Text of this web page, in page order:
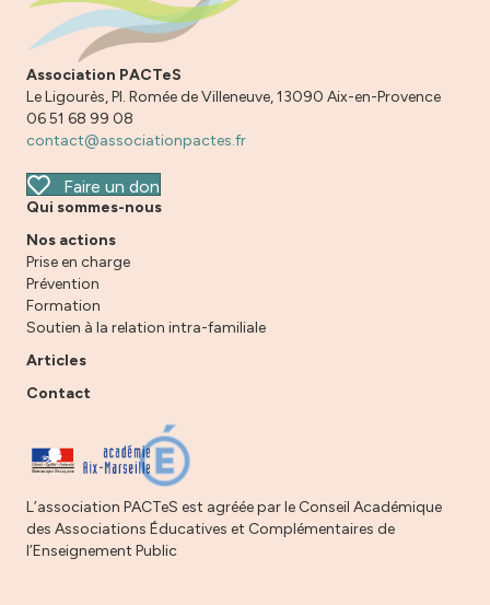
Association PACTeS
Le Ligourès, Pl. Romée de Villeneuve, 13090 Aix-en-Provence
06 51 68 99 08
contact@associationpactes.fr
Faire un don
Qui sommes-nous
Nos actions
Prise en charge
Prévention
Formation
Soutien à la relation intra-familiale
Articles
Contact
L’association PACTeS est agréée par le Conseil Académique
des Associations Éducatives et Complémentaires de
l’Enseignement Public